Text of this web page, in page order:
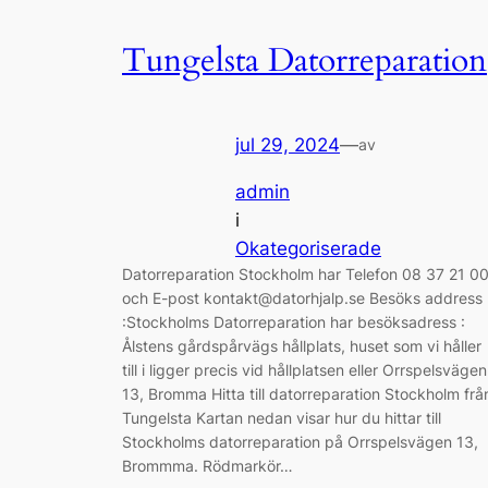
Tungelsta Datorreparation
jul 29, 2024—av
admin
i
Okategoriserade
Datorreparation Stockholm har Telefon 08 37 21 00
och E-post kontakt@datorhjalp.se Besöks address
:Stockholms Datorreparation har besöksadress :
Ålstens gårdspårvägs hållplats, huset som vi håller
till i ligger precis vid hållplatsen eller Orrspelsvägen
13, Bromma Hitta till datorreparation Stockholm
Tungelsta Kartan nedan visar hur du hittar till
Stockholms datorreparation på Orrspelsvägen 13,
Brommma. Rödmarkör…